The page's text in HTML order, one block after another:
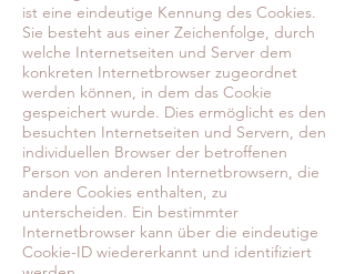
ist eine eindeutige Kennung des Cookies.
Sie besteht aus einer Zeichenfolge, durch
welche Internetseiten und Server dem
konkreten Internetbrowser zugeordnet
werden können, in dem das Cookie
gespeichert wurde. Dies ermöglicht es den
besuchten Internetseiten und Servern, den
individuellen Browser der betroffenen
Person von anderen Internetbrowsern, die
andere Cookies enthalten, zu
unterscheiden. Ein bestimmter
Internetbrowser kann über die eindeutige
Cookie-ID wiedererkannt und identifiziert